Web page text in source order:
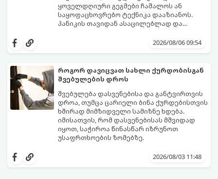
ყოველდღიური გეგმები ჩაშალოს ან
საყოფაცხოვრებო ტექნიკა დააზიანოს.
პანიკის თავიდან ასაცილებლად და
უზრუნველსაყოფად, მნიშვნელოვანია
რომლებიც შუქის ქრობისთანავე
2026/08/06 09:54
როგორ დავიცვათ სახლი ქურდობისგან
შვებულების დროს
შვებულება დასვენებისა და განტვირთვის
დროა, თუმცა ცარიელი ბინა ქურდებისთვის
ხშირად მიმზიდველი სამიზნე ხდება.
იმისათვის, რომ დასვენებისას მშვიდად
იყოთ, საჭიროა წინასწარ იზრუნოთ
უსაფრთხოების ზომებზე.
2026/08/03 11:48